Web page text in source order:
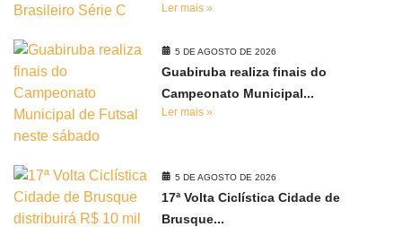
Ler mais »
5 DE AGOSTO DE 2026
Guabiruba realiza finais do
Campeonato Municipal...
Ler mais »
5 DE AGOSTO DE 2026
17ª Volta Ciclística Cidade de
Brusque...